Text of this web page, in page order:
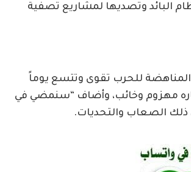
البائد وتصديها لمشاريع تصفية
المناهضة للحرب تقوى وتتسع يوماً
مهزوم وخائب، وأضاف “سنمضي في
ذلك الصعاب والتحديات.